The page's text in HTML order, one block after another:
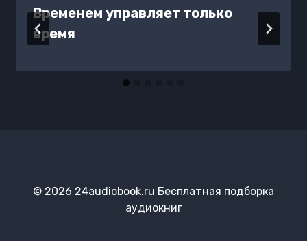
Временем управляет только
время
© 2026 24audiobook.ru Бесплатная подборка
аудиокниг